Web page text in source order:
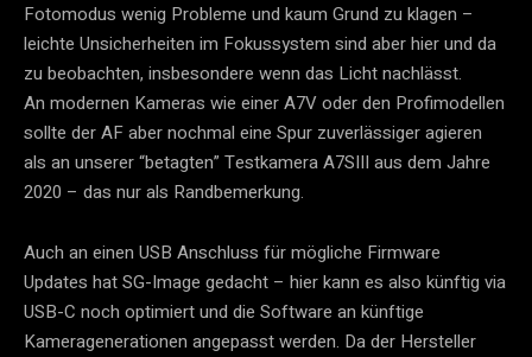
Fotomodus wenig Probleme und kaum Grund zu klagen –
leichte Unsicherheiten im Fokussystem sind aber hier und da
zu beobachten, insbesondere wenn das Licht nachlässt.
An modernen Kameras wie einer A7V oder den Profimodellen
sollte der AF aber nochmal eine Spur zuverlässiger agieren
als an unserer “betagten” Testkamera A7SIII aus dem Jahre
2020 – das nur als Randbemerkung.
Auch an einen USB Anschluss für mögliche Firmware
Updates hat SG-Image gedacht – hier kann es also künftig via
USB-C noch optimiert und die Software an künftige
Kameragenerationen angepasst werden. Da der Hersteller